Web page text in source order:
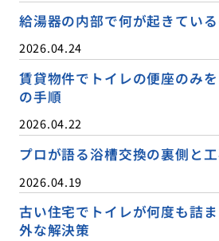
給湯器の内部で何が起きてい
2026.04.24
賃貸物件でトイレの便座のみ
の手順
2026.04.22
プロが語る浴槽交換の裏側と
2026.04.19
古い住宅でトイレが何度も詰
外な解決策